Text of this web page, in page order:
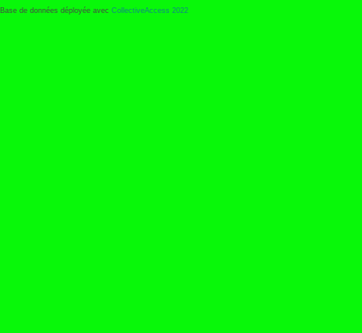
Base de données déployée avec CollectiveAccess 2022